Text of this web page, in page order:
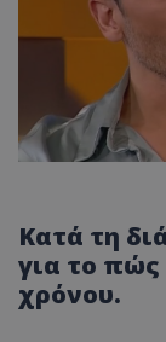
Κατά τη
για το πώς
χρόνου.